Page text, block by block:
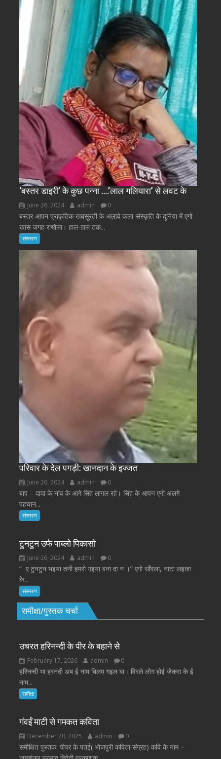
‘बस्तर डाइरी’ के कुछ पन्ना ….’लाल गलियारा’ से लवट के
June 26, 2024 admin 0
बस्तर आपन प्राकृतिक खबसूरती के अलावे कला-संस्कृति के दुनिया में एगो
खास जगह राखेला। हाल-हाल तक...
संस्मरण
परिवार के देल पगड़ी: खानदान के इज्जत
June 26, 2024 admin 0
बाप – दादा के नांव के आगे सिंह लागल रहे। सिंह के आपन एगो अलगे
पहचान...
संस्मरण
टुनटुन उर्फ पाब्लो पिकासो
June 26, 2024 admin 0
” ए टुनटुन भइया तनी हमरो गइया बना दा न ।” एगो साँवला, नाटा लइका
के...
संस्मरण
समीक्षा/पुस्तक चर्चा
उचरत हरिनन्दी के पीर के बहाने से
February 17, 2026 admin 0
हरिनन्दी भा हरनंदी अब ई नाम बिलम गइल बा। विरले लोग होई जेकरा के ई
नाम...
समीक्षा
गंवईं माटी से गमकत कविता
December 20, 2025 admin 0
समीक्षित पुस्तक: पीपर के पतई( भोजपुरी कविता संग्रह) कवि के नाम –